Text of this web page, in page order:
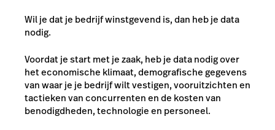
Wil je dat je bedrijf winstgevend is, dan heb je data
nodig.
Voordat je start met je zaak, heb je data nodig over
het economische klimaat, demografische gegevens
van waar je je bedrijf wilt vestigen, vooruitzichten en
tactieken van concurrenten en de kosten van
benodigdheden, technologie en personeel.